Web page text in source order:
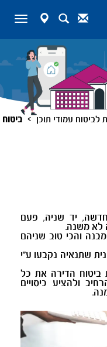
Togglemap-
marker
SearchContact
לביטוח עמודי תוכן > ביטוח
יד שניה, פעם
לא משנה.
והכי טוב שניהם
שתנאיה נקבעו ע"י
ביטוח הדירה את כל
ולהציע כיסויים